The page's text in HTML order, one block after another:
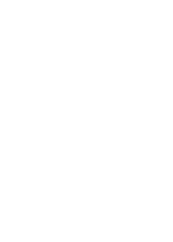
parten como favoritos para
de locales que lograron ante
Kevin Durant volvió a ser
con triunfo la entrega de